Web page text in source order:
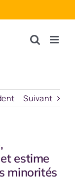
Suivant
estime
minorités